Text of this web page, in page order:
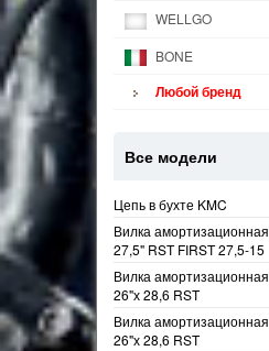
WELLGO
BONE
Любой бренд
Все модели
Цепь в бухте KMC
Вилка амортизационная
27,5" RST FIRST 27,5-15
Вилка амортизационная
26"х 28,6 RST
Вилка амортизационная
26"х 28,6 RST